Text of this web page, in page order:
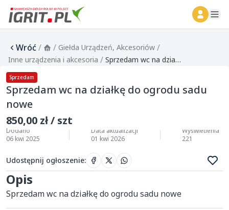
Wróć/ / Giełda Urządzeń, Akcesoriów /
Inne urządzenia i akcesoria / Sprzedam wc na działkę do ogrodu sadu nowe
Sprzedam
Sprzedam wc na działkę do ogrodu sadu
nowe
850,00 zł / szt
Dodano
06 kwi 2025
Data aktualizacji
01 kwi 2026
Wyświetlenia
221
Udostępnij ogłoszenie:
Opis
Sprzedam wc na działkę do ogrodu sadu nowe